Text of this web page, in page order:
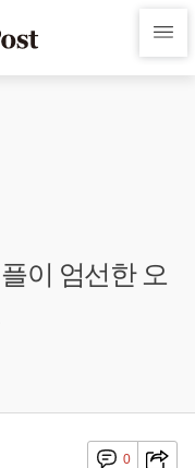
이 엄선한 오
0